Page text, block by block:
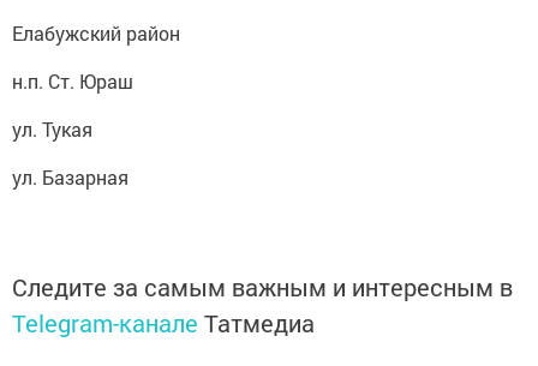
Елабужский район
н.п. Ст. Юраш
ул. Тукая
ул. Базарная
Следите за самым важным и интересным в
Telegram-канале Татмедиа